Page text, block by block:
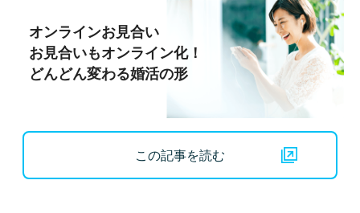
オンラインお見合い
お見合いもオンライン化！
どんどん変わる婚活の形
この記事を読む